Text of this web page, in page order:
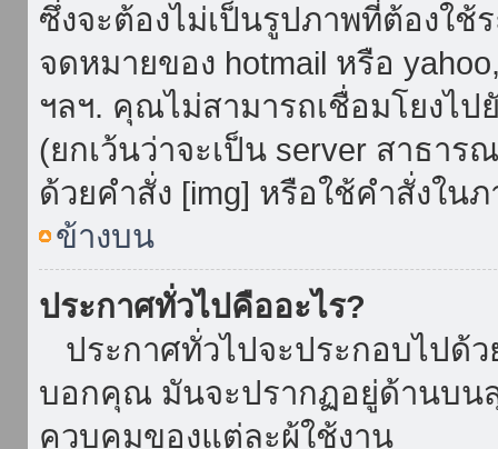
ซึ่งจะต้องไม่เป็นรูปภาพที่ต้องใ
จดหมายของ hotmail หรือ
ฯลฯ. คุณไม่สามารถเชื่อมโยงไ
(ยกเว้นว่าจะเป็น server สาธาร
ด้วยคำสั่ง [img] หรือใช้คำสั่งใ
ข้างบน
ประกาศทั่วไปคืออะไร?
ประกาศทั่วไปจะประกอบไปด้
บอกคุณ มันจะปรากฏอยู่ด้านบน
ควบคุมของแต่ละผู้ใช้งาน